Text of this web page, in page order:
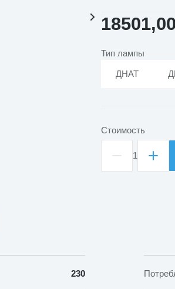
Тип лампы
ДНАТ
Стоимость
Количество
товара
1
230